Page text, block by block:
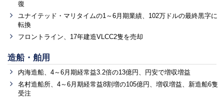
復
ユナイテッド・マリタイムの1～6月期業績、102万ドルの最終黒字に
転換
フロントライン、17年建造VLCC2隻を売却
造船・舶用
内海造船、4～6月期経常益3.2倍の13億円、円安で増収増益
名村造船所、4～6月期経常益8割増の105億円、増収増益、新造船6隻
受注